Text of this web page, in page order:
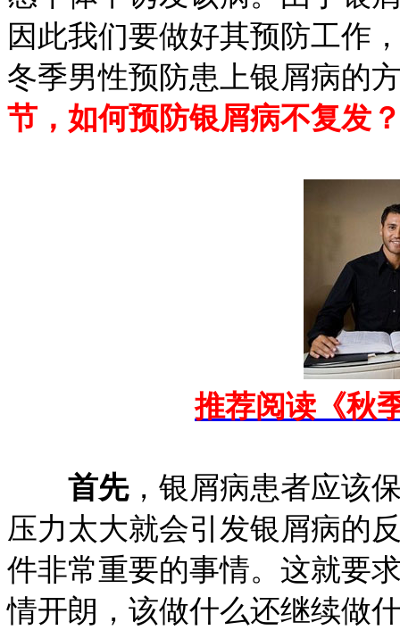
因此我们要做好其预防工作
冬季男性预防患上银屑病的
节，如何预防银屑病不复发
推荐阅读《秋
首先，银屑病患者应该
压力太大就会引发银屑病的
件非常重要的事情。这就要
情开朗，该做什么还继续做